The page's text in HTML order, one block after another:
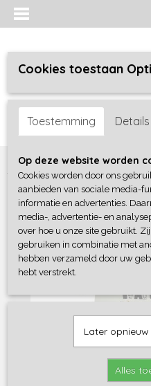
Inloggen Registreren
Home >Jongens baby>shirts
Cookies toestaan
Toestemming Details
Op deze website worden
Cookies worden door ons
aanbieden van sociale media-
informatie en advertenties.
media-, advertentie- en
over hoe u onze site gebruikt.
gebruiken in combinatie met
hebben verzameld door uw
hebt verstrekt.
Later
Alles